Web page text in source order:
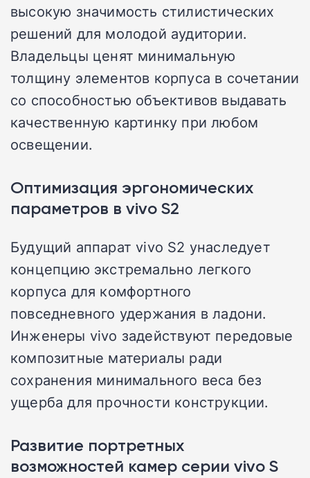
высокую значимость стилистических
решений для молодой аудитории.
Владельцы ценят минимальную
толщину элементов корпуса в сочетании
со способностью объективов выдавать
качественную картинку при любом
освещении.
Оптимизация эргономических
параметров в vivo S2
Будущий аппарат vivo S2 унаследует
концепцию экстремально легкого
корпуса для комфортного
повседневного удержания в ладони.
Инженеры vivo задействуют передовые
композитные материалы ради
сохранения минимального веса без
ущерба для прочности конструкции.
Развитие портретных
возможностей камер серии vivo S